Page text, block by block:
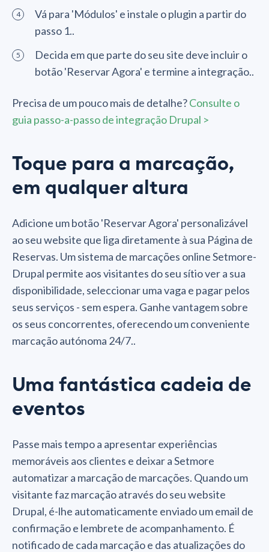
Vá para 'Módulos' e instale o plugin a partir do
passo 1..
Decida em que parte do seu site deve incluir o
botão 'Reservar Agora' e termine a integração..
Precisa de um pouco mais de detalhe?Consulte o
guia passo-a-passo de integração Drupal >
Toque para a marcação,
em qualquer altura
Adicione um botão 'Reservar Agora' personalizável
ao seu website que liga diretamente à sua Página de
Reservas. Um sistema de marcações online Setmore-
Drupal permite aos visitantes do seu sítio ver a sua
disponibilidade, seleccionar uma vaga e pagar pelos
seus serviços - sem espera. Ganhe vantagem sobre
os seus concorrentes, oferecendo um conveniente
marcação autónoma 24/7..
Uma fantástica cadeia de
eventos
Passe mais tempo a apresentar experiências
memoráveis aos clientes e deixar a Setmore
automatizar a marcação de marcações. Quando um
visitante faz marcação através do seu website
Drupal, é-lhe automaticamente enviado um email de
confirmação e lembrete de acompanhamento. É
notificado de cada marcação e das atualizações do